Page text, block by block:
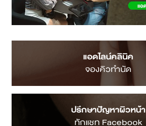
แอดไลน์คลินิค
จองคิวทำนัด
ปรึกษาปัญหาผิวหน้า
ทักแชท Facebook